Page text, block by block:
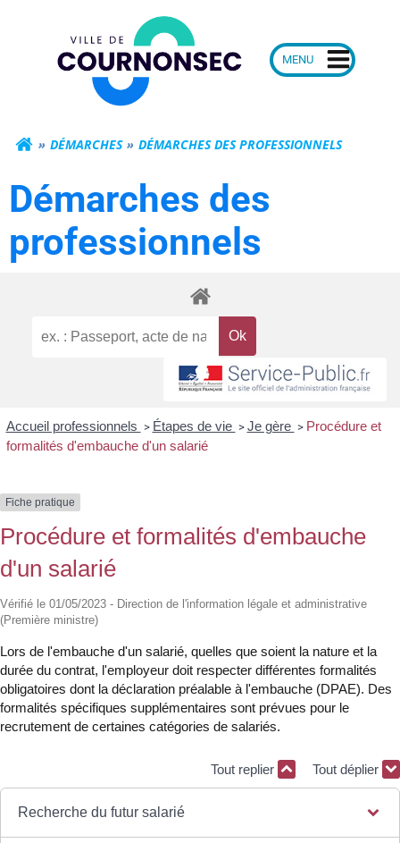
Mairie de
DÉMARCHES DÉMARCHES DES PROFESSIONNELS
Démarches des
professionnels
Accueil professionnels > Étapes de vie > Je gère > Procédure et
formalités d'embauche d'un salarié
Fiche pratique
Procédure et formalités d'embauche
d'un salarié
Vérifié le 01/05/2023 - Direction de l'information légale et administrative
(Première ministre)
Lors de l'embauche d'un salarié, quelles que soient la nature et la
durée du contrat, l'employeur doit respecter différentes formalités
obligatoires dont la déclaration préalable à l'embauche (DPAE). Des
formalités spécifiques supplémentaires sont prévues pour le
recrutement de certaines catégories de salariés.
Tout replier Tout déplier
Recherche du futur salarié